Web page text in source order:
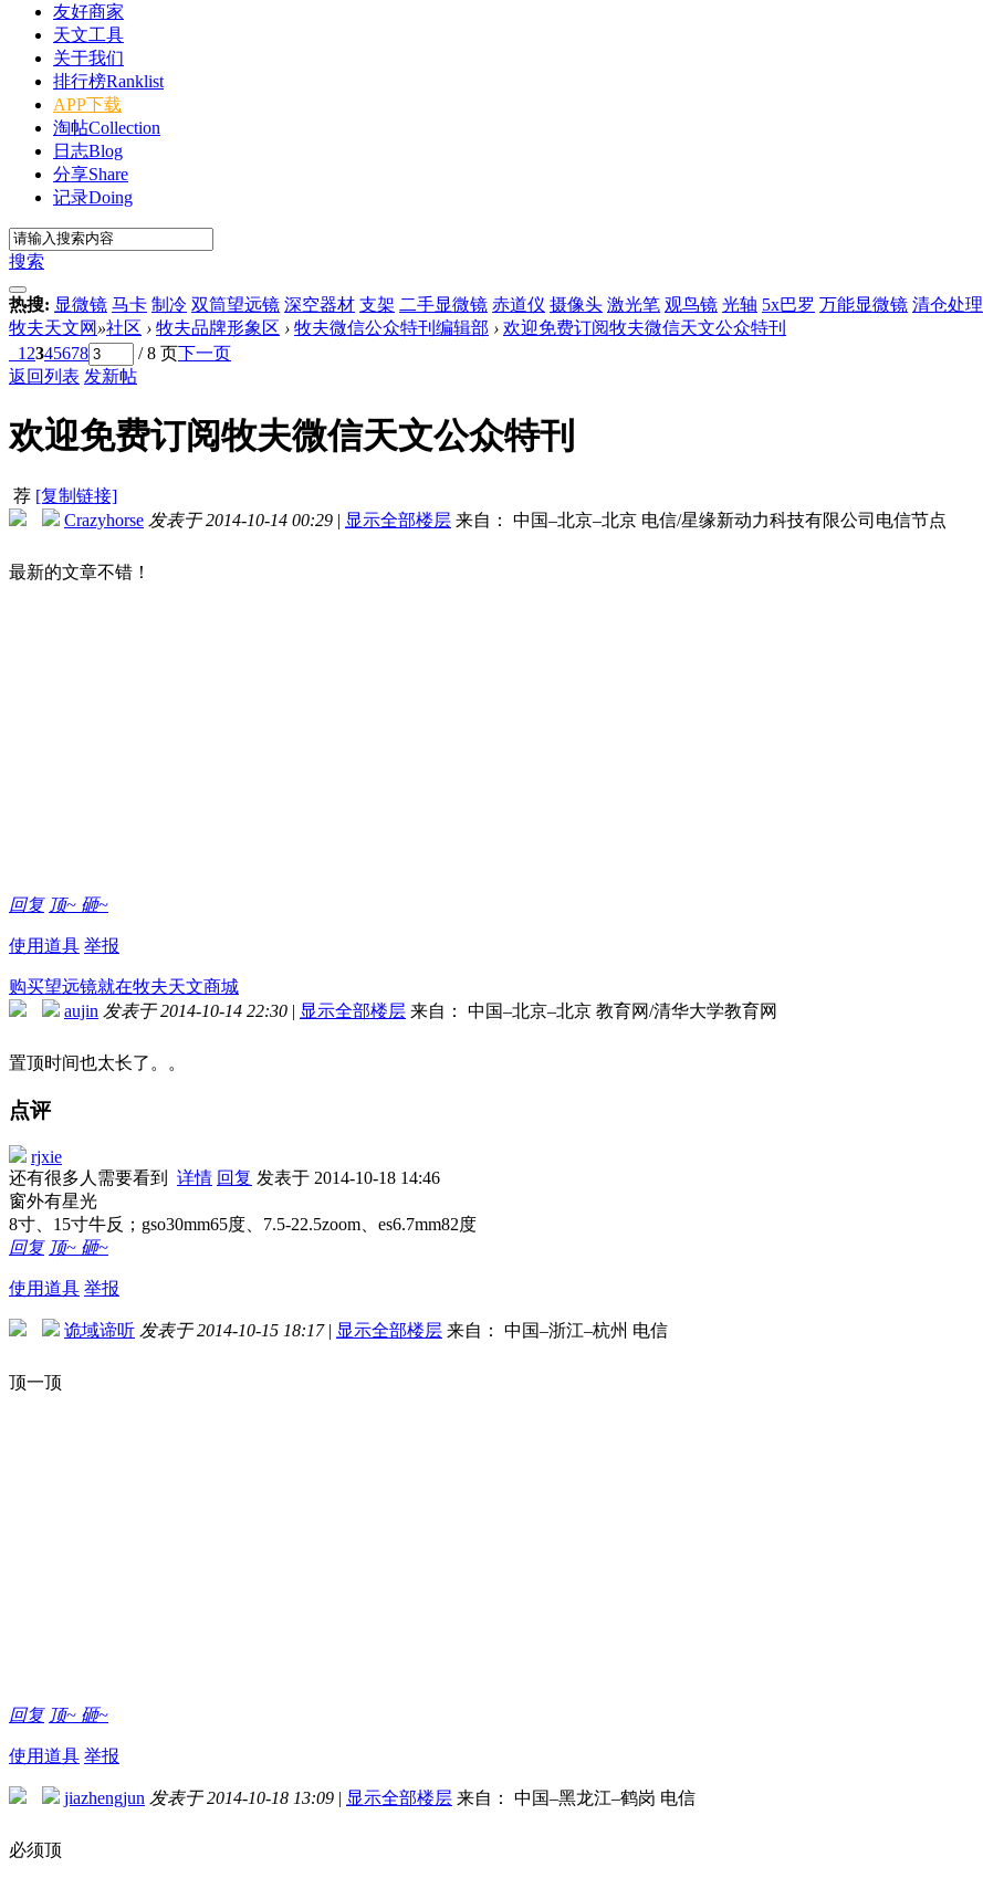
友好商家
天文工具
关于我们
排行榜Ranklist
APP下载
淘帖Collection
日志Blog
分享Share
记录Doing
搜索
热搜: 显微镜 马卡 制冷 双筒望远镜 深空器材 支架 二手显微镜 赤道仪 摄像头 激光笔 观鸟镜 光轴 5x巴罗 万能显微镜 清仓处理
牧夫天文网 »社区 › 牧夫品牌形象区 › 牧夫微信公众特刊编辑部 › 欢迎免费订阅牧夫微信天文公众特刊
1 2345678 / 8 页下一页
返回列表 发新帖
欢迎免费订阅牧夫微信天文公众特刊
荐 [复制链接]
Crazyhorse 发表于 2014-10-14 00:29 | 显示全部楼层 来自： 中国–北京–北京 电信/星缘新动力科技有限公司电信节点
最新的文章不错！
回复 顶~ 砸~
使用道具 举报
购买望远镜就在牧夫天文商城
aujin 发表于 2014-10-14 22:30 | 显示全部楼层 来自： 中国–北京–北京 教育网/清华大学教育网
置顶时间也太长了。。
点评
rjxie
还有很多人需要看到 详情 回复 发表于 2014-10-18 14:46
窗外有星光
8寸、15寸牛反；gso30mm65度、7.5-22.5zoom、es6.7mm82度
回复 顶~ 砸~
使用道具 举报
诡域谛听 发表于 2014-10-15 18:17 | 显示全部楼层 来自： 中国–浙江–杭州 电信
顶一顶
回复 顶~ 砸~
使用道具 举报
jiazhengjun 发表于 2014-10-18 13:09 | 显示全部楼层 来自： 中国–黑龙江–鹤岗 电信
必须顶